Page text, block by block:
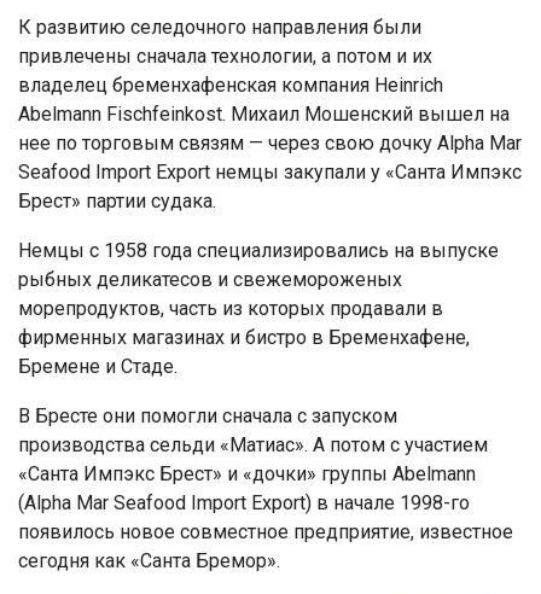
К развитию селедочного направления были
привлечены сначала технологии, а потом и их
владелец бременхафенская компания Heinrich
Abelmann Fischfeinkost. Михаил Мошенский вышел на
нее по торговым связям — через свою дочку Alpha Mar
Seafood Import Export немцы закупали у «Санта Импэкс
Брест» партии судака.
Немцы с 1958 года специализировались на выпуске
рыбных деликатесов и свежемороженых
морепродуктов, часть из которых продавали в
фирменных магазинах и бистро в Бременхафене,
Бремене и Стаде.
В Бресте они помогли сначала с запуском
производства сельди «Матиас». А потом с участием
«Санта Импэкс Брест» и «дочки» группы Abelmann
(Alpha Mar Seafood Import Export) в начале 1998-го
появилось новое совместное предприятие, известное
сегодня как «Санта Бремор».